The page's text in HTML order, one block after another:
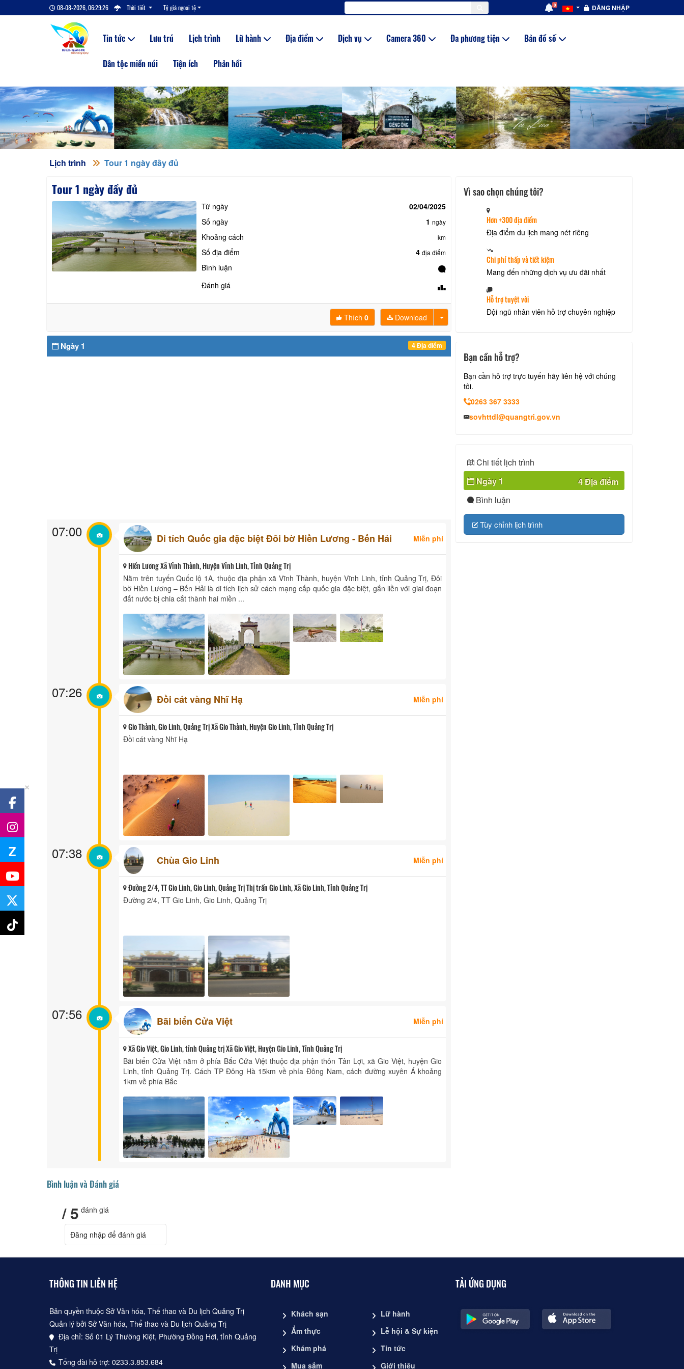
08-08-2026, 06:29:27 Thời tiết Tỷ giá ngoại tệ 0 ĐĂNG NHẬP
Tin tức Lưu trú Lịch trình Lữ hành Địa điểm Dịch vụ Camera 360 Đa phương tiện Bản đồ số
Dân tộc miền núi Tiện ích Phản hồi
Lịch trình Tour 1 ngày đầy đủ
Tour 1 ngày đầy đủ
Từ ngày
02/04/2025
Số ngày
1 ngày
Khoảng cách km
Số địa điểm 4 địa điểm
Bình luận
Đánh giá
Download
Thích 0
Ngày 1 4 Địa điểm
07:00 Di tích Quốc gia đặc biệt Đôi bờ Hiền Lương - Bến Hải Miễn phí
Hiền Lương Xã Vĩnh Thành, Huyện Vĩnh Linh, Tỉnh Quảng Trị
Nằm trên tuyến Quốc lộ 1A, thuộc địa phận xã Vĩnh Thành, huyện Vĩnh Linh, tỉnh Quảng Trị, Đôi
bờ Hiền Lương – Bến Hải là di tích lịch sử cách mạng cấp quốc gia đặc biệt, gắn liền với giai đoạn
đất nước bị chia cắt thành hai miền ...
07:26 Đồi cát vàng Nhĩ Hạ Miễn phí
Gio Thành, Gio Linh, Quảng Trị Xã Gio Thành, Huyện Gio Linh, Tỉnh Quảng Trị
Đồi cát vàng Nhĩ Hạ
07:38 Chùa Gio Linh Miễn phí
Đường 2/4, TT Gio Linh, Gio Linh, Quảng Trị Thị trấn Gio Linh, Xã Gio Linh, Tỉnh Quảng Trị
Đường 2/4, TT Gio Linh, Gio Linh, Quảng Trị
07:56 Bãi biển Cửa Việt Miễn phí
Xã Gio Việt, Gio Linh, tỉnh Quảng trị Xã Gio Việt, Huyện Gio Linh, Tỉnh Quảng Trị
Bãi biển Cửa Việt nằm ở phía Bắc Cửa Việt thuộc địa phận thôn Tân Lợi, xã Gio Việt, huyện Gio
Linh, tỉnh Quảng Trị. Cách TP Đông Hà 15km về phía Đông Nam, cách đường xuyên Á khoảng
1km về phía Bắc
Bình luận và Đánh giá
/ 5 đánh giá
Đăng nhập để đánh giá
Vì sao chọn chúng tôi?
Hơn +300 địa điểm
Địa điểm du lịch mang nét riêng
Chi phí thấp và tiết kiệm
Mang đến những dịch vụ ưu đãi nhất
Hỗ trợ tuyệt vời
Đội ngũ nhân viên hỗ trợ chuyên nghiệp
Bạn cần hỗ trợ?
Bạn cần hỗ trợ trực tuyến hãy liên hệ với chúng
tôi.
0263 367 3333
sovhttdl@quangtri.gov.vn
Chi tiết lịch trình
Ngày 1
4 Địa điểm
Bình luận
Tùy chỉnh lịch trình
THÔNG TIN LIÊN HỆ
Bản quyền thuộc Sở Văn hóa, Thể thao và Du lịch Quảng Trị
Quản lý bởi Sở Văn hóa, Thể thao và Du lịch Quảng Trị
Địa chỉ: Số 01 Lý Thường Kiệt, Phường Đồng Hới, tỉnh Quảng
Trị
Tổng đài hỗ trợ: 0233.3.853.684
DANH MỤC
Khách sạn
Ẩm thực
Khám phá
Mua sắm
Lữ hành
Lễ hội & Sự kiện
Tin tức
Giới thiệu
TẢI ỨNG DỤNG
×
Z